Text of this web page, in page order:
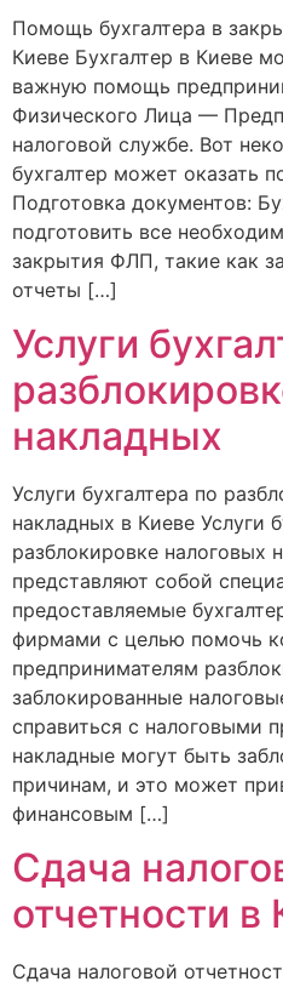
Помощь бухгалтера в
Киеве Бухгалтер в Киеве
важную помощь
Физического Лица —
налоговой службе. Вот
бухгалтер может оказать
Подготовка документов:
подготовить все
закрытия ФЛП, такие как
отчеты […]
Услуги
накладных
Услуги бухгалтера по
накладных в Киеве Услуги
разблокировке налоговых
представляют собой
предоставляемые
фирмами с целью помочь
предпринимателям
заблокированные
справиться с налоговыми
накладные могут быть
причинам, и это может
финансовым […]
Сдача
отчетности в
Сдача налоговой